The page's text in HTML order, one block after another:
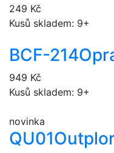
249 Kč
Kusů skladem: 9+
BCF-214
949 Kč
Kusů skladem: 9+
novinka
QU01